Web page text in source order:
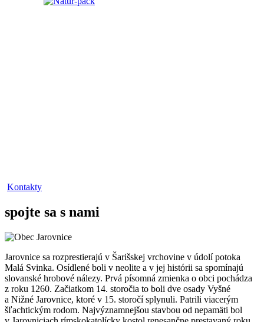
Kontakty
spojte sa s nami
Jarovnice sa rozprestierajú v Šarišskej vrchovine v údolí potoka
Malá Svinka. Osídlené boli v neolite a v jej histórii sa spomínajú
slovanské hrobové nálezy. Prvá písomná zmienka o obci pochádza
z roku 1260. Začiatkom 14. storočia to boli dve osady Vyšné
a Nižné Jarovnice, ktoré v 15. storočí splynuli. Patrili viacerým
šľachtickým rodom. Najvýznamnejšou stavbou od nepamäti bol